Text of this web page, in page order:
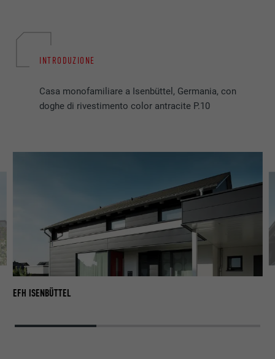
INTRODUZIONE
Casa monofamiliare a Isenbüttel, Germania, con
doghe di rivestimento color antracite P.10
EFH ISENBÜTTEL